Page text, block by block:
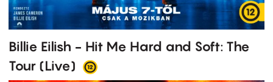
Billie Eilish - Hit Me Hard and Soft: The
Tour (Live)